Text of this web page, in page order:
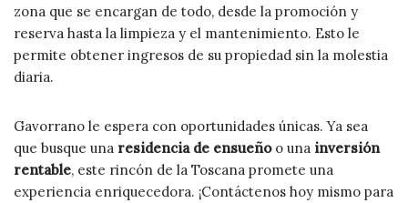
zona que se encargan de todo, desde la promoción y
reserva hasta la limpieza y el mantenimiento. Esto le
permite obtener ingresos de su propiedad sin la molestia
diaria.
Gavorrano le espera con oportunidades únicas. Ya sea
que busque una residencia de ensueñoo una inversión
rentable, este rincón de la Toscana promete una
experiencia enriquecedora. ¡Contáctenos hoy mismo para